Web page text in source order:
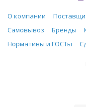
О компании
Самовывоз
Бренды
Нормативы и ГОСТы